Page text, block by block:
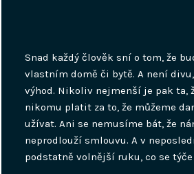
Snad každý člověk sní o tom, že
vlastním domě či bytě. A není
výhod. Nikoliv nejmenší je pak ta,
nikomu platit za to, že můžeme
užívat. Ani se nemusíme bát, že
neprodlouží smlouvu. A v
podstatně volnější ruku, co se týče